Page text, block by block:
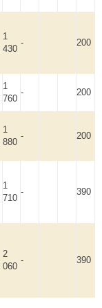
1
430
- 200
1
760
- 200
1
880
- 200
1
710
- 390
2
060
- 390